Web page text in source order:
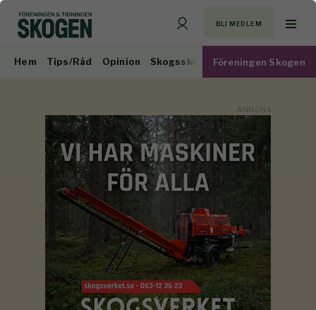
BLI MEDLEM
Hem Tips/Råd Opinion Skogsskötsel Virkesmarknad
Föreningen Skogen